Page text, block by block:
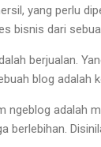
yang perlu
bisnis dari
berjualan.
blog adalah
ngeblog adalah
berlebihan.